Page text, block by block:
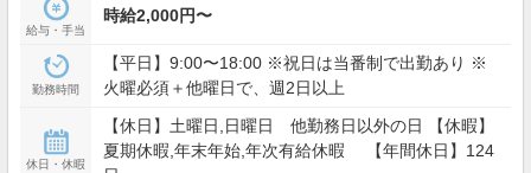
給与・手当
時給2,000円〜
勤務時間
【平日】9:00〜18:00 ※祝日は当番制で出勤あり ※
火曜必須＋他曜日で、週2日以上
休日・休暇
【休日】土曜日,日曜日 他勤務日以外の日 【休暇】
夏期休暇,年末年始,年次有給休暇 【年間休日】124